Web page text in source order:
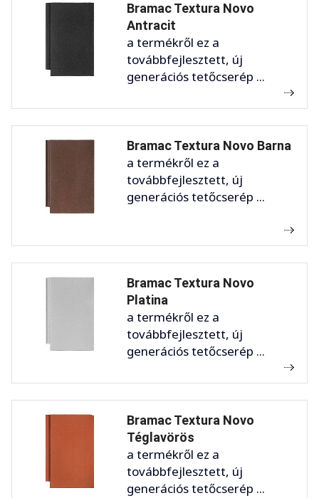
Bramac Textura Novo
Antracit
a termékről ez a
továbbfejlesztett, új
generációs tetőcserép ...
Bramac Textura Novo Barna
a termékről ez a
továbbfejlesztett, új
generációs tetőcserép ...
Bramac Textura Novo
Platina
a termékről ez a
továbbfejlesztett, új
generációs tetőcserép ...
Bramac Textura Novo
Téglavörös
a termékről ez a
továbbfejlesztett, új
generációs tetőcserép ...